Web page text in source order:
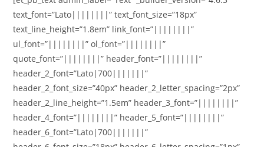
text_font=”Lato||||||||” text_font_size=”18px”
text_line_height=”1.8em” link_font=”||||||||”
ul_font=”||||||||” ol_font=”||||||||”
quote_font=”||||||||” header_font=”||||||||”
header_2_font=”Lato|700|||||||”
header_2_font_size=”40px” header_2_letter_spacing=”2px”
header_2_line_height=”1.5em” header_3_font=”||||||||”
header_4_font=”||||||||” header_5_font=”||||||||”
header_6_font=”Lato|700|||||||”